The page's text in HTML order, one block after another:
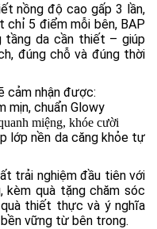
nồng độ cao gấp 3 lần,
5 điểm mỗi bên, BAP
tầng da cần thiết – giúp
đúng chỗ và đúng thời
cảm nhận được:
mịn, chuẩn Glowy
miệng, khóe cười
lớp nền da căng khỏe tự
trải nghiệm đầu tiên với
kèm quà tặng chăm sóc
thiết thực và ý nghĩa
vững từ bên trong.